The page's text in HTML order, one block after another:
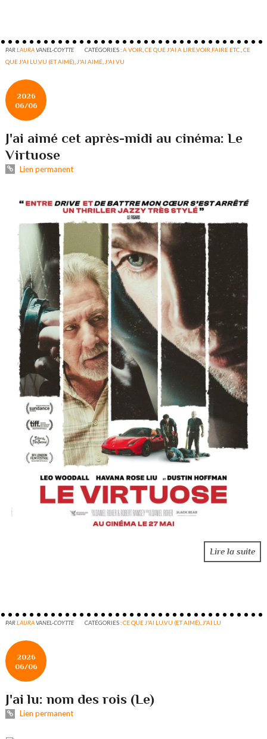
PARLAURAVANEL-COYTTE CATÉGORIES :A VOIR ,CE QUE J'AI A LIRE,VOIR,FAIRE ETC. ,CE
QUE J'AI LU,VU (ET AIMÉ) J'AI AIMÉ J'AI VU
2026
06/06
J'ai aimé cet après-midi au cinéma: Le
Virtuose
Lien permanent
Lire la suite
PARLAURAVANEL-COYTTE CATÉGORIES :CE QUE J'AI LU,VU (ET AIMÉ) J'AI LU
2026
06/06
J'ai lu: nom des rois (Le)
Lien permanent